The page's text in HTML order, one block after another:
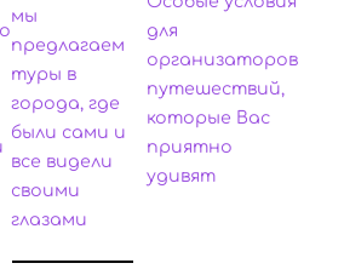
мы
предлагаем
туры в
города, где
были сами и
все видели
своими
глазами
для
организаторов
путешествий,
которые Вас
приятно
удивят